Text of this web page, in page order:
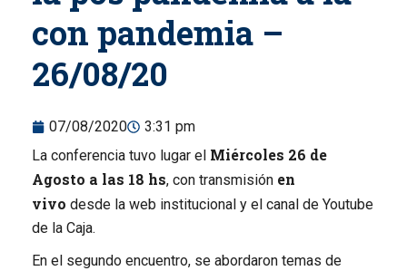
con pandemia –
26/08/20
07/08/2020
3:31 pm
La conferencia tuvo lugar el Miércoles 26 de
Agosto a las 18 hs, con transmisión en
vivo desde la web institucional y el canal de Youtube
de la Caja.
En el segundo encuentro, se abordaron temas de